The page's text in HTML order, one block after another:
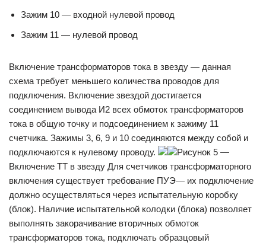
Зажим 10 — входной нулевой провод
Зажим 11 — нулевой провод
Включение трансформаторов тока в звезду — данная
схема требует меньшего количества проводов для
подключения. Включение звездой достигается
соединением вывода И2 всех обмоток трансформаторов
тока в общую точку и подсоединением к зажиму 11
счетчика. Зажимы 3, 6, 9 и 10 соединяются между собой и
подключаются к нулевому проводу.
Рисунок 5 —
Включение ТТ в звезду Для счетчиков трансформаторного
включения существует требование ПУЭ— их подключение
должно осуществляться через испытательную коробку
(блок). Наличие испытательной колодки (блока) позволяет
выполнять закорачивание вторичных обмоток
трансформаторов тока, подключать образцовый